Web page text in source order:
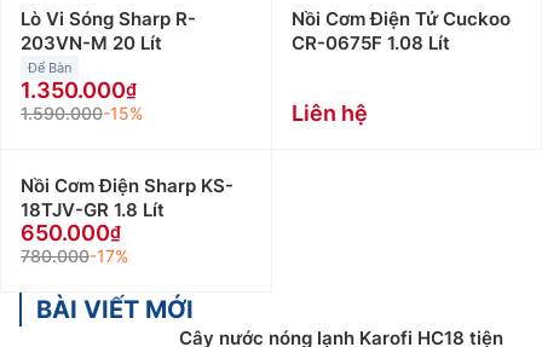
Lò Vi Sóng Sharp R-
203VN-M 20 Lít
Để Bàn
1.350.000
1.590.000-15%
Nồi Cơm Điện Tử Cuckoo
CR-0675F 1.08 Lít
Liên hệ
Nồi Cơm Điện Sharp KS-
18TJV-GR 1.8 Lít
650.000
780.000-17%
BÀI VIẾT MỚI
Cây nước nóng lạnh Karofi HC18 tiện